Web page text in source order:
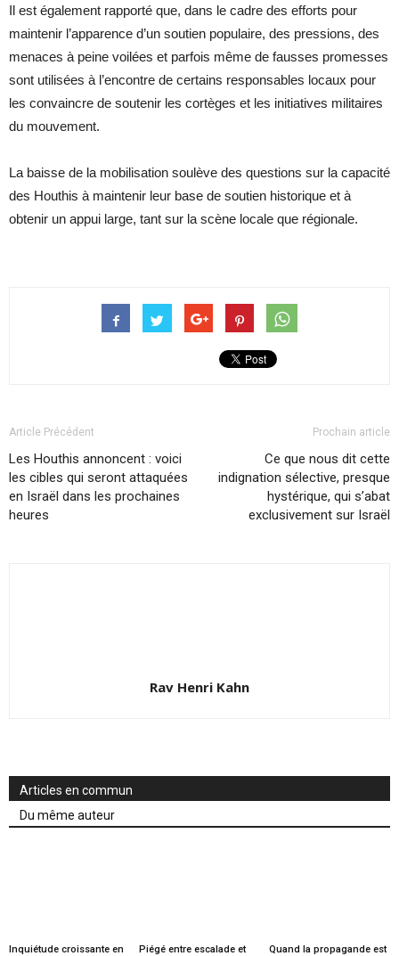
Il est également rapporté que, dans le cadre des efforts pour
maintenir l’apparence d’un soutien populaire, des pressions, des
menaces à peine voilées et parfois même de fausses promesses
sont utilisées à l’encontre de certains responsables locaux pour
les convaincre de soutenir les cortèges et les initiatives militaires
du mouvement.
La baisse de la mobilisation soulève des questions sur la capacité
des Houthis à maintenir leur base de soutien historique et à
obtenir un appui large, tant sur la scène locale que régionale.
Article Précédent
Les Houthis annoncent : voici
les cibles qui seront attaquées
en Israël dans les prochaines
heures
Prochain article
Ce que nous dit cette
indignation sélective, presque
hystérique, qui s’abat
exclusivement sur Israël
Rav Henri Kahn
Articles en commun
Du même auteur
Inquiétude croissante en
Piégé entre escalade et
Quand la propagande est